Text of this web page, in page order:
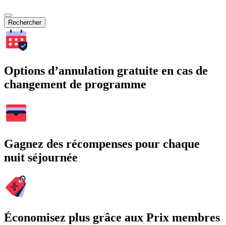
Rechercher
Options d’annulation gratuite en cas de
changement de programme
Gagnez des récompenses pour chaque
nuit séjournée
Économisez plus grâce aux Prix membres